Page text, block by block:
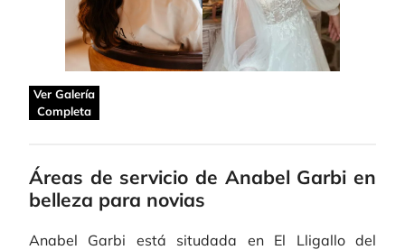
Ver Galería
Completa
Áreas de servicio de Anabel Garbi en
belleza para novias
Anabel Garbi está situdada en El Lligallo del